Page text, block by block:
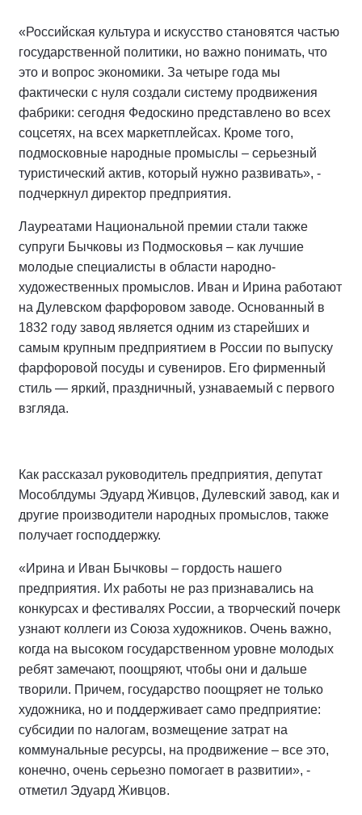
«Российская культура и искусство становятся частью
государственной политики, но важно понимать, что
это и вопрос экономики. За четыре года мы
фактически с нуля создали систему продвижения
фабрики: сегодня Федоскино представлено во всех
соцсетях, на всех маркетплейсах. Кроме того,
подмосковные народные промыслы – серьезный
туристический актив, который нужно развивать», -
подчеркнул директор предприятия.
Лауреатами Национальной премии стали также
супруги Бычковы из Подмосковья – как лучшие
молодые специалисты в области народно-
художественных промыслов. Иван и Ирина работают
на Дулевском фарфоровом заводе. Основанный в
1832 году завод является одним из старейших и
самым крупным предприятием в России по выпуску
фарфоровой посуды и сувениров. Его фирменный
стиль — яркий, праздничный, узнаваемый с первого
взгляда.
Как рассказал руководитель предприятия, депутат
Мособлдумы Эдуард Живцов, Дулевский завод, как и
другие производители народных промыслов, также
получает господдержку.
«Ирина и Иван Бычковы – гордость нашего
предприятия. Их работы не раз признавались на
конкурсах и фестивалях России, а творческий почерк
узнают коллеги из Союза художников. Очень важно,
когда на высоком государственном уровне молодых
ребят замечают, поощряют, чтобы они и дальше
творили. Причем, государство поощряет не только
художника, но и поддерживает само предприятие:
субсидии по налогам, возмещение затрат на
коммунальные ресурсы, на продвижение – все это,
конечно, очень серьезно помогает в развитии», -
отметил Эдуард Живцов.